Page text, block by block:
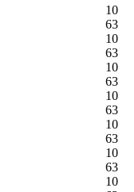
10
63
10
63
10
63
10
63
10
63
10
63
10